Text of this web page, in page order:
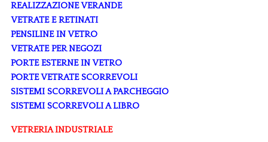
REALIZZAZIONE VERANDE
VETRATE E RETINATI
PENSILINE IN VETRO
VETRATE PER NEGOZI
PORTE ESTERNE IN VETRO
PORTE VETRATE SCORREVOLI
SISTEMI SCORREVOLI A PARCHEGGIO
SISTEMI SCORREVOLI A LIBRO
VETRERIA INDUSTRIALE